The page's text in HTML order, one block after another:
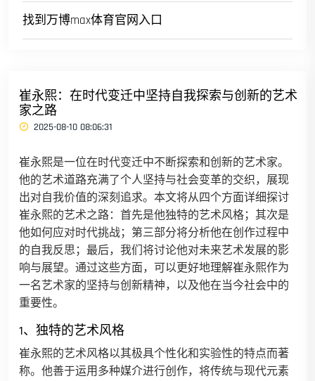
找到万博max体育官网入口
崔永熙：在时代变迁中坚持自我探索与创新的艺术
家之路
2025-08-10 08:06:31
崔永熙是一位在时代变迁中不断探索和创新的艺术家。
他的艺术道路充满了个人坚持与社会变革的交织，展现
出对自我价值的深刻追求。本文将从四个方面详细探讨
崔永熙的艺术之路：首先是他独特的艺术风格；其次是
他如何应对时代挑战；第三部分将分析他在创作过程中
的自我反思；最后，我们将讨论他对未来艺术发展的影
响与展望。通过这些方面，可以更好地理解崔永熙作为
一名艺术家的坚持与创新精神，以及他在当今社会中的
重要性。
1、独特的艺术风格
崔永熙的艺术风格以其极具个性化和实验性的特点而著
称。他善于运用多种媒介进行创作，将传统与现代元素